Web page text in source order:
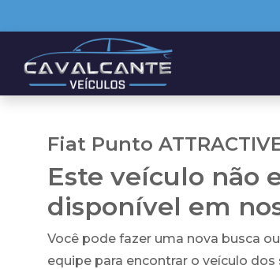
Fiat Punto
Este veículo não
disponível em
Você pode fazer uma nova busca
equipe para encontrar o veículo dos